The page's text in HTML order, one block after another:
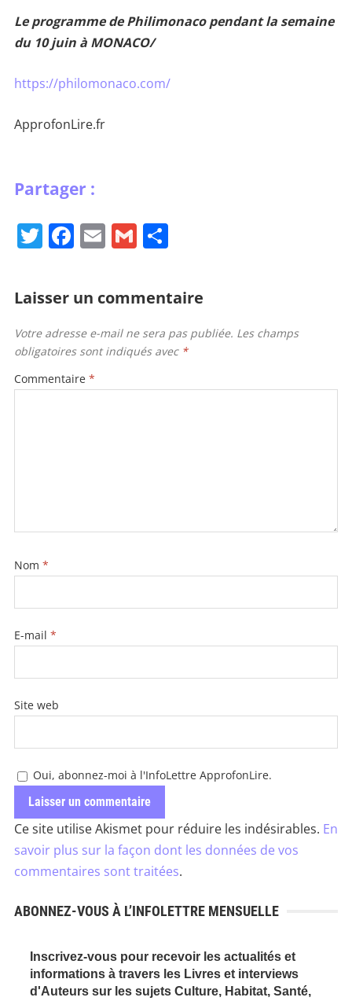
Le programme de Philimonaco pendant la semaine
du 10 juin à MONACO/
https://philomonaco.com/
ApprofonLire.fr
T
itt
er
F
c
e
b
o
o
E
ai
l
G
ai
l
P
ta
g
er
Laisser un commentaire
Votre adresse e-mail ne sera pas publiée. Les champs
obligatoires sont indiqués avec *
Commentaire *
Nom *
E-mail *
Site web
Oui, abonnez-moi à l'InfoLettre ApprofonLire.
Ce site utilise Akismet pour réduire les indésirables. En
savoir plus sur la façon dont les données de vos
commentaires sont traitées.
ABONNEZ-VOUS À L’INFOLETTRE MENSUELLE
Inscrivez-vous pour recevoir les actualités et
informations à travers les Livres et interviews
d'Auteurs sur les sujets Culture, Habitat, Santé,